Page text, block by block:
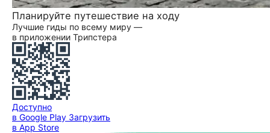
Планируйте путешествие на ходу
Лучшие гиды по всему миру —
в приложении Трипстера
Доступно
в Google Play Загрузить
в App Store